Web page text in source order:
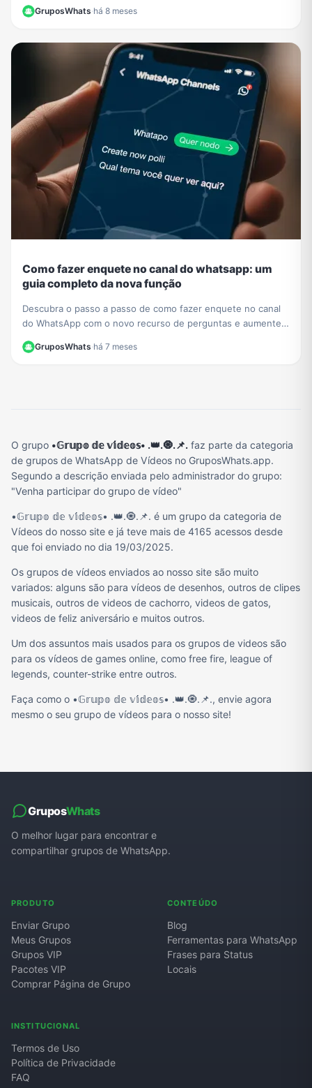
GruposWhats·há 8 meses
Como fazer enquete no canal do whatsapp: um
guia completo da nova função
Descubra o passo a passo de como fazer enquete no canal
do WhatsApp com o novo recurso de perguntas e aumente a
GruposWhats·há 7 meses
O grupo •𝔾𝕣𝕦𝕡𝕠 𝕕𝕖 𝕧𝕚́𝕕𝕖𝕠𝕤• .👑.🧿.📌. faz parte da categoria
de grupos de WhatsApp de Vídeos no GruposWhats.app.
Segundo a descrição enviada pelo administrador do grupo:
"Venha participar do grupo de vídeo"
•𝔾𝕣𝕦𝕡𝕠 𝕕𝕖 𝕧𝕚́𝕕𝕖𝕠𝕤• .👑.🧿.📌. é um grupo da categoria de
Vídeos do nosso site e já teve mais de 4165 acessos desde
que foi enviado no dia 19/03/2025.
Os grupos de vídeos enviados ao nosso site são muito
variados: alguns são para vídeos de desenhos, outros de clipes
musicais, outros de videos de cachorro, videos de gatos,
videos de feliz aniversário e muitos outros.
Um dos assuntos mais usados para os grupos de videos são
para os vídeos de games online, como free fire, league of
legends, counter-strike entre outros.
Faça como o •𝔾𝕣𝕦𝕡𝕠 𝕕𝕖 𝕧𝕚́𝕕𝕖𝕠𝕤• .👑.🧿.📌., envie agora
mesmo o seu grupo de vídeos para o nosso site!
GruposWhats
O melhor lugar para encontrar e
compartilhar grupos de WhatsApp.
PRODUTO
Enviar Grupo
Meus Grupos
Grupos VIP
Pacotes VIP
Comprar Página de Grupo
CONTEÚDO
Blog
Ferramentas para WhatsApp
Frases para Status
Locais
INSTITUCIONAL
Termos de Uso
Política de Privacidade
FAQ